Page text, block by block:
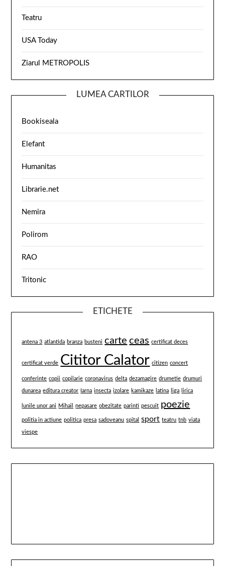
Teatru
USA Today
Ziarul METROPOLIS
LUMEA CARTILOR
Bookiseala
Elefant
Humanitas
Librarie.net
Nemira
Polirom
RAO
Tritonic
ETICHETE
antena 3 atlantida branza busteni carte ceas certificat deces
certificat verde Cititor Calator citizen concert
conferinte copii copilarie coronavirus delta dezamagire drumetie drumuri
dunarea editura creator Iarna insecta izolare kamikaze latina liga lirica
lunile unor ani Mihail nepasare obezitate parinti pescuit poezie
politia in actiune politica presa sadoveanu spital sport teatru tnb viata
viespe